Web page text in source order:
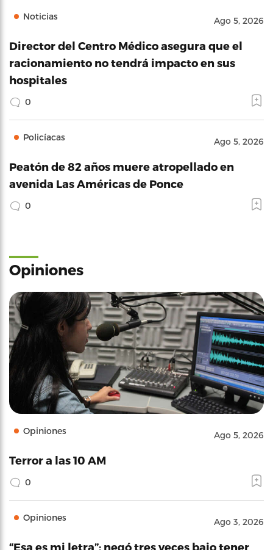
Noticias Ago 5, 2026
Director del Centro Médico asegura que el
racionamiento no tendrá impacto en sus
hospitales
0
Policíacas Ago 5, 2026
Peatón de 82 años muere atropellado en
avenida Las Américas de Ponce
0
Opiniones
Opiniones Ago 5, 2026
Terror a las 10 AM
0
Opiniones Ago 3, 2026
“Esa es mi letra”: negó tres veces bajo tener